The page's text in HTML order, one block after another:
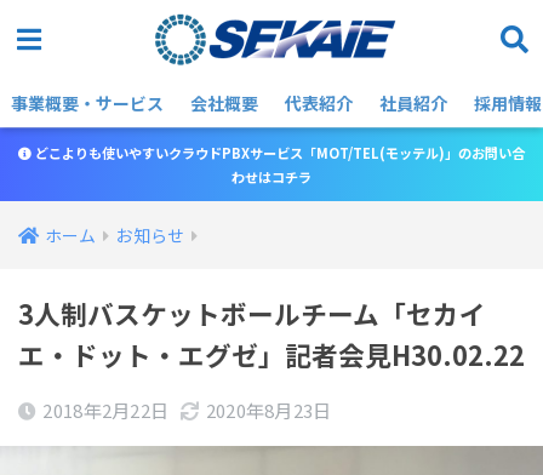
事業概要・サービス 会社概要 代表紹介 社員紹介 採用情報
どこよりも使いやすいクラウドPBXサービス「MOT/TEL(モッテル)」のお問い合
わせはコチラ
ホーム お知らせ
3人制バスケットボールチーム「セカイ
エ・ドット・エグゼ」記者会見H30.02.22
2018年2月22日 2020年8月23日